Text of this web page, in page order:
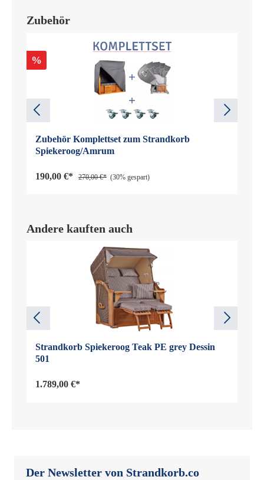
Zubehör
%
Zubehör Komplettset zum Strandkorb
Spiekeroog/Amrum
190,00 €* 270,00 €* (30% gespart)
Andere kauften auch
Strandkorb Spiekeroog Teak PE grey Dessin
501
1.789,00 €*
Der Newsletter von Strandkorb.co